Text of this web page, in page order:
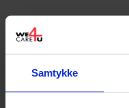
Samtykke
Selena
7 000,00 kr